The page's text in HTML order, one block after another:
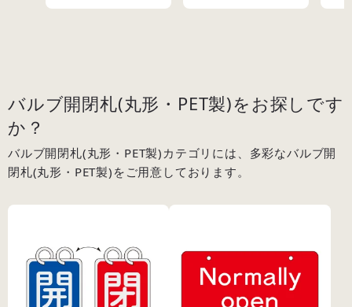
バルブ開閉札(丸形・PET製)をお探しです
か？
バルブ開閉札(丸形・PET製)カテゴリには、多彩なバルブ開
閉札(丸形・PET製)をご用意しております。